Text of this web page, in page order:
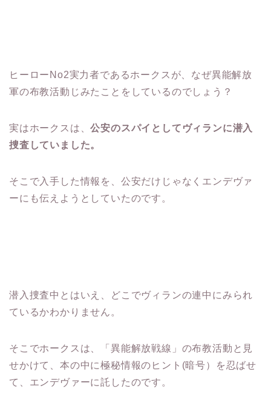
ヒーローNo2実力者であるホークスが、なぜ異能解放
軍の布教活動じみたことをしているのでしょう？
実はホークスは、公安のスパイとしてヴィランに潜入
捜査していました。
そこで入手した情報を、公安だけじゃなくエンデヴァ
ーにも伝えようとしていたのです。
潜入捜査中とはいえ、どこでヴィランの連中にみられ
ているかわかりません。
そこでホークスは、「異能解放戦線」の布教活動と見
せかけて、本の中に極秘情報のヒント(暗号）を忍ばせ
て、エンデヴァーに託したのです。